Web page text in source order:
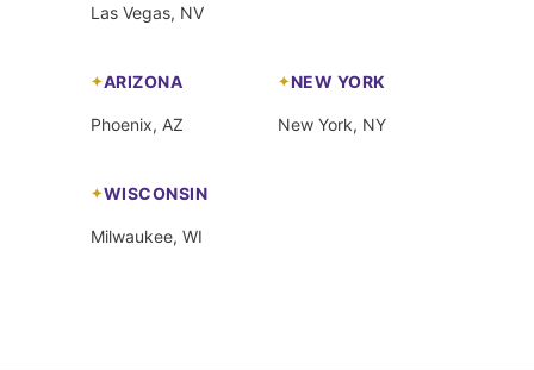
Las Vegas, NV
ARIZONA
Phoenix, AZ
NEW YORK
New York, NY
WISCONSIN
Milwaukee, WI